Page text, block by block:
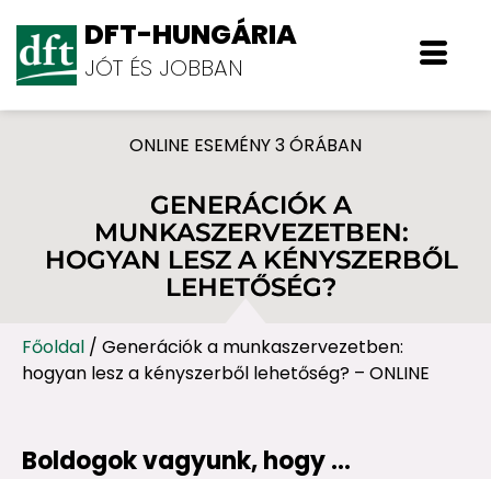
DFT-HUNGÁRIA
JÓT ÉS JOBBAN
ONLINE ESEMÉNY 3 ÓRÁBAN
GENERÁCIÓK A
MUNKASZERVEZETBEN:
HOGYAN LESZ A KÉNYSZERBŐL
LEHETŐSÉG?
Főoldal / Generációk a munkaszervezetben:
hogyan lesz a kényszerből lehetőség? – ONLINE
Boldogok vagyunk, hogy …